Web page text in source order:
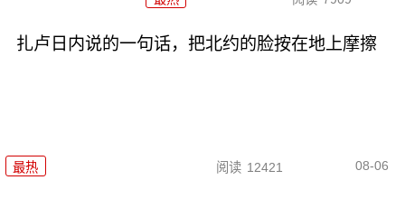
扎卢日内说的一句话，把北约的脸按在地上摩擦
最热 阅读 12421 08-06